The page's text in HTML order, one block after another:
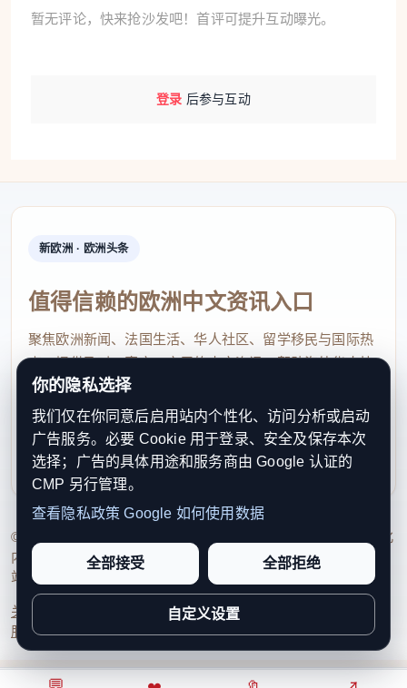
暂无评论，快来抢沙发吧！首评可提升互动曝光。
登录 后参与互动
新欧洲 · 欧洲头条
值得信赖的欧洲中文资讯入口
聚焦欧洲新闻、法国生活、华人社区、留学移民与国际热
点，提供及时、真实、实用的中文资讯，帮助海外华人快
速了解欧洲动态。
contact@xinouzhou.com
服务支持、版权与合作：工作日优先处理站务、投稿与权
利通知
© 2026 新欧洲·欧洲头条. All Rights Reserved. 本网站持续优化
内容透明度、联系方式与用户权利说明，以提升品牌信任感和
站点完整度。
关于我们 编辑规范日期归档隐私政策
服务条款联系我们
你的隐私选择
我们仅在你同意后启用站内个性化、访问分析或启动
广告服务。必要 Cookie 用于登录、安全及保存本次
选择；广告的具体用途和服务商由 Google 认证的
CMP 另行管理。
查看隐私政策 Google 如何使用数据
全部接受 全部拒绝
自定义设置